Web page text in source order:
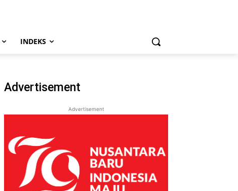
INDEKS
Advertisement
Advertisement